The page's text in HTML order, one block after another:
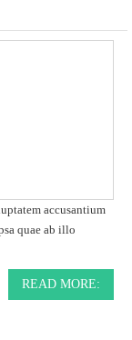
accusantium
quae ab illo
READ MORE: